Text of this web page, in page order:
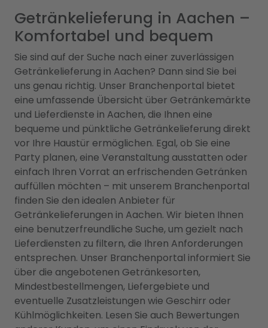
Getränkelieferung in Aachen –
Komfortabel und bequem
Sie sind auf der Suche nach einer zuverlässigen
Getränkelieferung in Aachen? Dann sind Sie bei
uns genau richtig. Unser Branchenportal bietet
eine umfassende Übersicht über Getränkemärkte
und Lieferdienste in Aachen, die Ihnen eine
bequeme und pünktliche Getränkelieferung direkt
vor Ihre Haustür ermöglichen. Egal, ob Sie eine
Party planen, eine Veranstaltung ausstatten oder
einfach Ihren Vorrat an erfrischenden Getränken
auffüllen möchten – mit unserem Branchenportal
finden Sie den idealen Anbieter für
Getränkelieferungen in Aachen. Wir bieten Ihnen
eine benutzerfreundliche Suche, um gezielt nach
Lieferdiensten zu filtern, die Ihren Anforderungen
entsprechen. Unser Branchenportal informiert Sie
über die angebotenen Getränkesorten,
Mindestbestellmengen, Liefergebiete und
eventuelle Zusatzleistungen wie Geschirr oder
Kühlmöglichkeiten. Lesen Sie auch Bewertungen